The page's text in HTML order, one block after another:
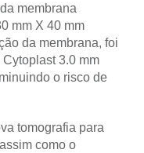
membrana
mm X 40 mm
da membrana, foi
3.0 mm
o risco de
tomografia para
como o